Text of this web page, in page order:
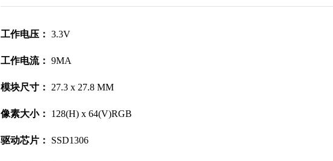
工作电压： 3.3V
工作电流： 9MA
模块尺寸： 27.3 x 27.8 MM
像素大小： 128(H) x 64(V)RGB
驱动芯片： SSD1306